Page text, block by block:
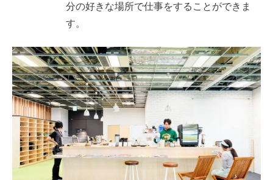
分の好きな場所で仕事をすることができま
す。